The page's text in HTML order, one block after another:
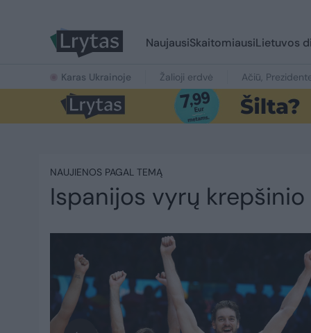
NaujausiSkaitomiausiLietuvos
Karas Ukrainoje Žalioji erdvė Ačiū,
NAUJIENOS PAGAL TEMĄ
Ispanijos vyrų